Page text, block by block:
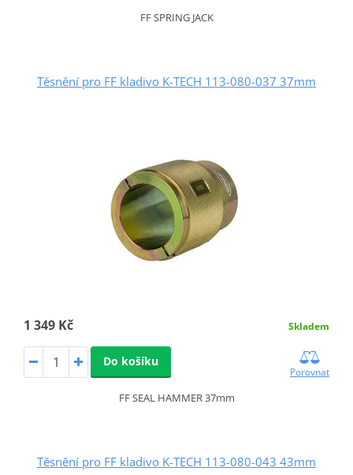
FF SPRING JACK
Těsnění pro FF kladivo K-TECH 113-080-037 37mm
1 349 Kč Skladem
Do košíku
Porovnat
FF SEAL HAMMER 37mm
Těsnění pro FF kladivo K-TECH 113-080-043 43mm